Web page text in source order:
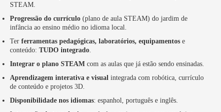
STEAM.
Progressão do currículo (plano de aula STEAM) do jardim de
infância ao ensino médio no idioma local.
Ter ferramentas pedagógicas, laboratórios, equipamentos e
conteúdo: TUDO integrado
Integrar o plano STEAM com as aulas que já estão sendo ensinadas.
Aprendizagem interativa e visual integrada com robótica, currículo
de conteúdo e projetos 3D.
Disponibilidade nos idiomas: espanhol, português e inglês.